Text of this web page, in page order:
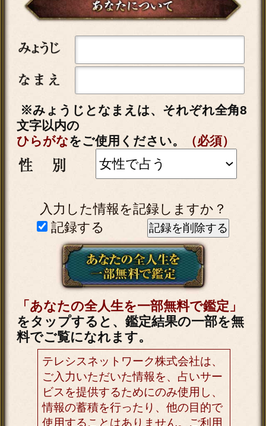
交際日は●月●日【次あなた
と恋に落ちる異性】縁結び
霊視◆結婚可否
会員価格1,870円(税込)
秘蔵の結願霊視【晩年まで
25項◆成功/幸福
会員価格 2,915円(税込)
通常価格 3,410円(税込)
収入＆評価大幅UP【成功者
も秘密裏に来訪】あなたの
仕事霊視◆定年後
会員価格1,980円(税込)
通常価格2,200円(税込)
心に刻んでおきなさい【●
月●日に人生激変】あなた
の好転霊視◆詳細
会員価格880円(税込)
通常価格990円(税込)